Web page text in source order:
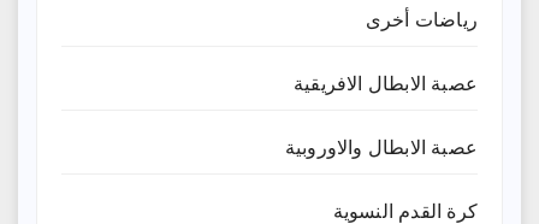
رياضات أخرى
عصبة الابطال الافريقية
عصبة الابطال والاوروبية
كرة القدم النسوية